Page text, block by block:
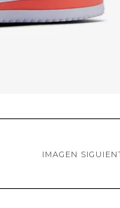
IMAGEN